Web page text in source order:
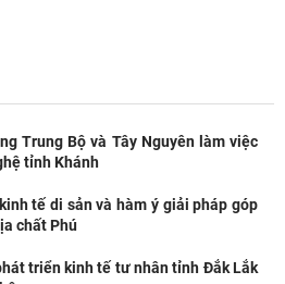
Trung Bộ và Tây Nguyên làm việc
tỉnh Khánh
tế di sản và hàm ý giải pháp góp
chất Phú
triển kinh tế tư nhân tỉnh Đắk Lắk